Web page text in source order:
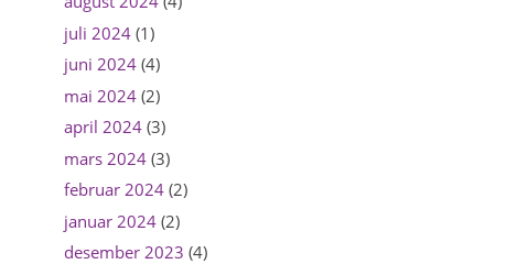
juli 2024(1)
juni 2024(4)
mai 2024(2)
april 2024(3)
mars 2024(3)
februar 2024(2)
januar 2024(2)
desember 2023 (4)